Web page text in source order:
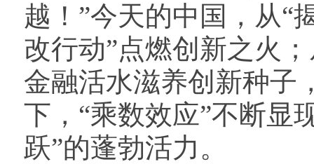
越！”今天的中国，从“
改行动”点燃创新之火
金融活水滋养创新种子
下，“乘数效应”不断显
跃”的蓬勃活力。